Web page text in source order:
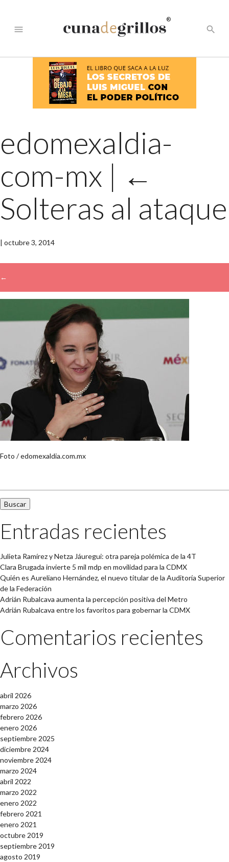
menu
®
search
edomexaldia-
com-mx | ←
Solteras al ataque
| octubre 3, 2014
←
Foto / edomexaldia.com.mx
Entradas recientes
Julieta Ramírez y Netza Jáuregui: otra pareja polémica de la 4T
Clara Brugada invierte 5 mil mdp en movilidad para la CDMX
Quién es Aureliano Hernández, el nuevo titular de la Auditoría Superior
de la Federación
Adrián Rubalcava aumenta la percepción positiva del Metro
Adrián Rubalcava entre los favoritos para gobernar la CDMX
Comentarios recientes
Archivos
abril 2026
marzo 2026
febrero 2026
enero 2026
septiembre 2025
diciembre 2024
noviembre 2024
marzo 2024
abril 2022
marzo 2022
enero 2022
febrero 2021
enero 2021
octubre 2019
septiembre 2019
agosto 2019